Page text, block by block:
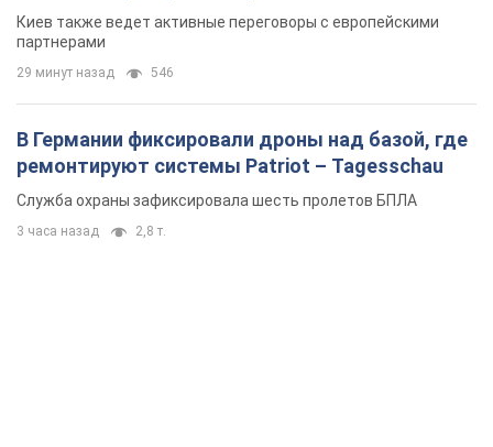
Киев также ведет активные переговоры с европейскими
партнерами
29 минут назад 546
В Германии фиксировали дроны над базой, где
ремонтируют системы Patriot – Tagesschau
Служба охраны зафиксировала шесть пролетов БПЛА
3 часа назад 2,8 т.